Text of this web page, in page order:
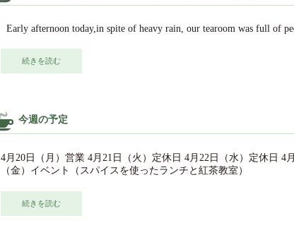
Early afternoon today,in spite of heavy rain, our tearoom was full of
続きを読む
今週の予定
4月20日（月）営業 4月21日（火）定休日 4月22日（水）定休日 4
（金）イベント（スパイスを使ったランチと紅茶教室
続きを読む